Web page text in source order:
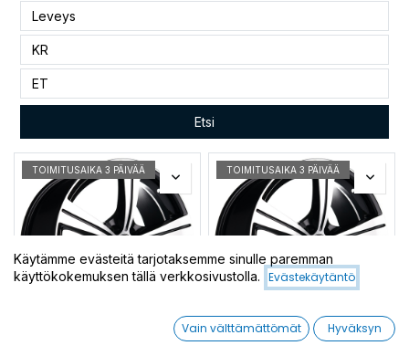
Etsi
TOIMITUSAIKA 3 PÄIVÄÄ TOIMITUSAIKA 3 PÄIVÄÄ
Käytämme evästeitä tarjotaksemme sinulle paremman
käyttökokemuksen tällä verkkosivustolla. Evästekäytäntö
Vain välttämättömät Hyväksyn